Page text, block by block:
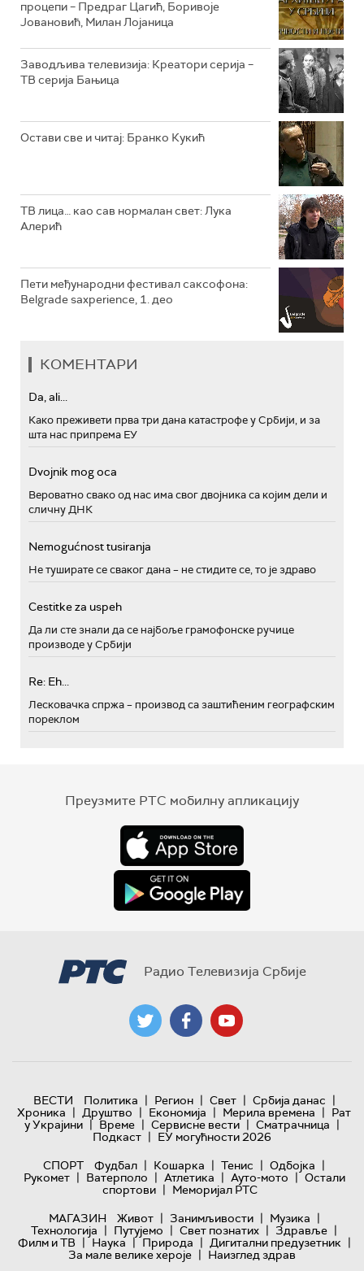
РТС КОЛО
процепи – Предраг Цагић, Боривоје
Јовановић, Милан Лојаница
Заводљива телевизија: Креатори серија –
ТВ серија Бањица
Остави све и читај: Бранко Кукић
ТВ лица… као сав нормалан свет: Лука
Алерић
Пети међународни фестивал саксофона:
Belgrade saxperience, 1. део
КОМЕНТАРИ
Da, ali...
Како преживети прва три дана катастрофе у Србији, и за
шта нас припрема ЕУ
Dvojnik mog oca
Вероватно свако од нас има свог двојника са којим дели и
сличну ДНК
Nemogućnost tusiranja
Не туширате се сваког дана – не стидите се, то је здраво
Cestitke za uspeh
Да ли сте знали да се најбоље грамофонске ручице
производе у Србији
Re: Eh...
Лесковачка спржа – производ са заштићеним географским
пореклом
Преузмите РТС мобилну апликацију
Радио Телевизија Србије
ВЕСТИ Политика | Регион | Свет | Србија данас |
Хроника | Друштво | Економија | Мерила времена | Рат
у Украјини | Време | Сервисне вести | Сматрачница |
Подкаст | ЕУ могућности 2026
СПОРТ
Фудбал | Кошарка | Тенис | Одбојка |
Рукомет | Ватерполо | Атлетика | Ауто-мото | Остали
спортови | Меморијал РТС
МАГАЗИН
Живот | Занимљивости | Музика |
Технологијa | Путујемо | Свет познатих | Здравље |
Филм и ТВ | Наука | Природа | Дигитални предузетник |
За мале велике хероје | Наизглед здрав